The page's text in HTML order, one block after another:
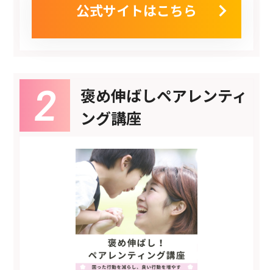
公式サイトはこちら
褒め伸ばしペアレンティ
ング講座